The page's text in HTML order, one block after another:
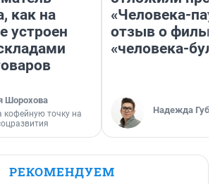
как на
устроен
Шорохова
кофейную точку на
«Человека-
отзыв о
«человека-
Надежда
РЕКОМЕНДУЕМ